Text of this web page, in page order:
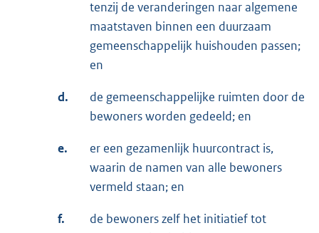
tenzij de veranderingen naar algemene
maatstaven binnen een duurzaam
gemeenschappelijk huishouden passen;
en
d.
de gemeenschappelijke ruimten door de
bewoners worden gedeeld; en
e.
er een gezamenlijk huurcontract is,
waarin de namen van alle bewoners
vermeld staan; en
f.
de bewoners zelf het initiatief tot